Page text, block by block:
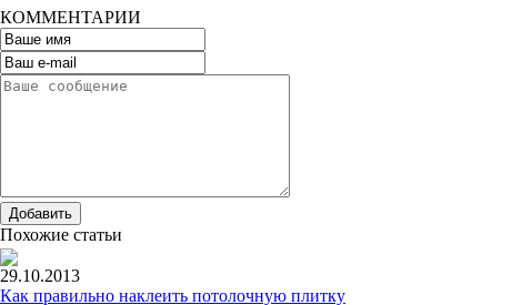
КОММЕНТАРИИ
Добавить
Похожие статьи
29.10.2013
Как правильно наклеить потолочную плитку